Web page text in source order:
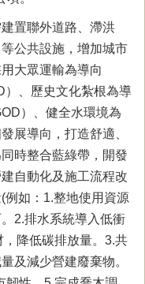
置聯外道路、滯洪
公共設施，增加城市
大眾運輸為導向
）、歷史文化紮根為導
）、健全水環境為
展導向，打造舒適、
時整合藍綠帶，開發
自動化及施工流程改
例如：1.整地使用資源
2.排水系統導入低衝
降低碳排放量。3.共
及減少營建廢棄物。